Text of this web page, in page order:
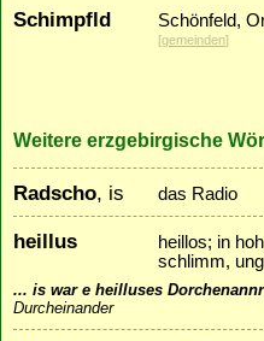
Schimpfld Schönfeld,
[gemeinden]
Weitere erzgebirgische
Radscho, is das Radio
heillus
heillos; in
schlimm,
... is war e heilluses Dorchenannr
Durcheinander